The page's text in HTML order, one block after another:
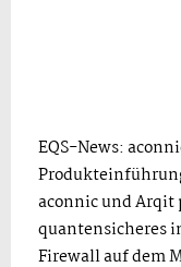
EQS-News:
aconnic und Arqit
quantensicheres
Firewall auf dem